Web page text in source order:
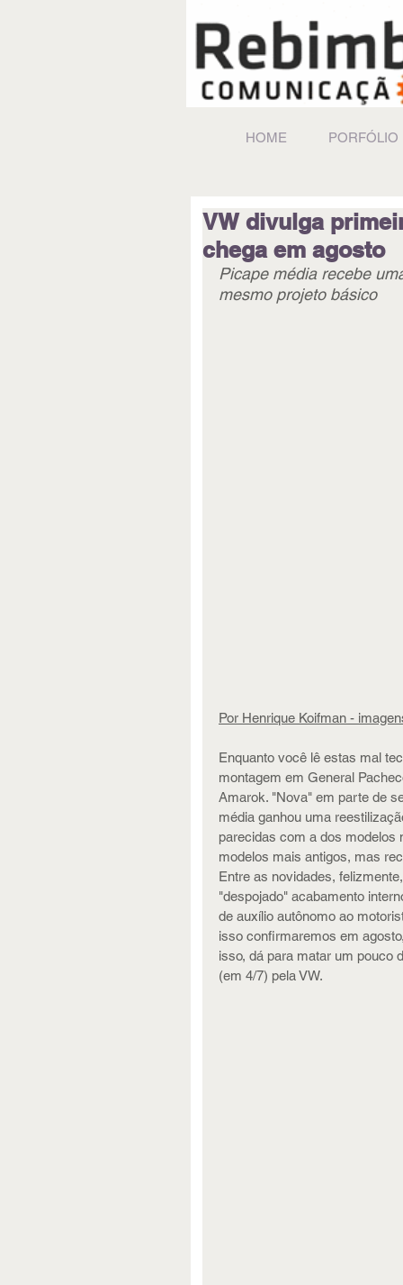
HOME PORFÓLIO
VW divulga
chega em agosto
Picape média recebe
mesmo projeto básico
Por Henrique Koifman -
Enquanto você lê estas mal
montagem em General
Amarok. "Nova" em parte de
média ganhou uma
parecidas com a dos modelos
modelos mais antigos, mas
Entre as novidades,
"despojado" acabamento
de auxílio autônomo ao
isso confirmaremos em
isso, dá para matar um pouco
(em 4/7) pela VW.